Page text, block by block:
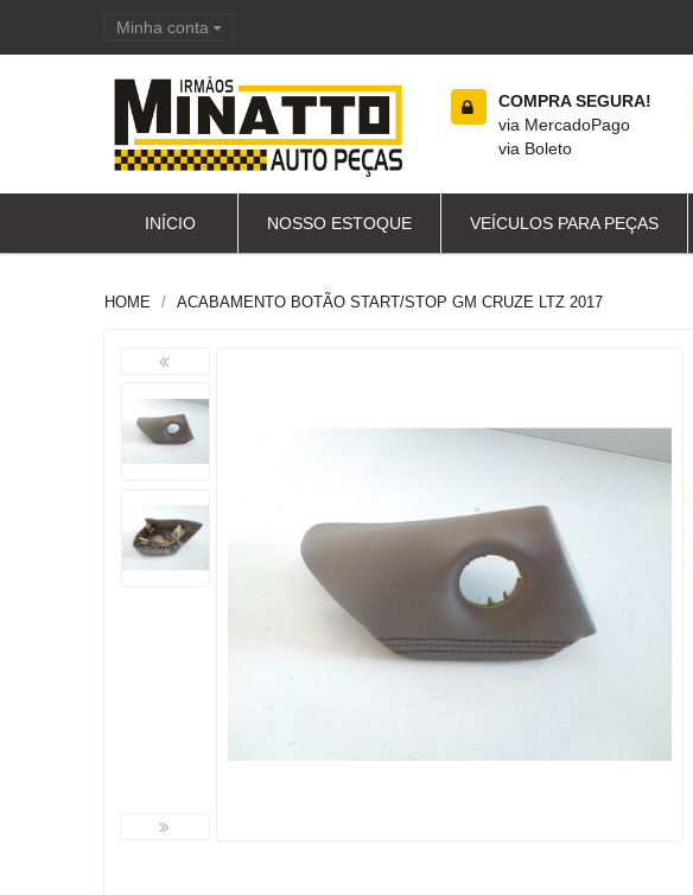
Minha conta
COMPRA SEGURA!
via MercadoPago
via Boleto
INÍCIO NOSSO ESTOQUE VEÍCULOS PARA PEÇAS
HOME ACABAMENTO BOTÃO START/STOP GM CRUZE LTZ 2017